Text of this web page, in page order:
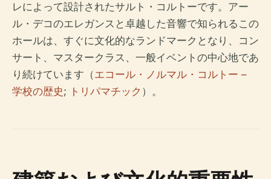
レによって設計されたサルト・コルトーです。アー
ル・デコのエレガンスと卓越した音響で知られるこの
ホールは、すぐに文化的なランドマークとなり、コン
サート、マスタークラス、一般イベントの中心地であ
り続けています（エコール・ノルマル・コルトー –
学校の歴史; トリパマチック ）。